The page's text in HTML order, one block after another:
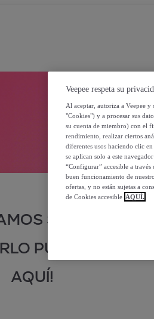
SEGUROS
PUESTO POR
AQUÍ!
Veepee respeta su
Al aceptar, autoriza a Veepee
"Cookies") y a procesar sus
su cuenta de miembro) con el
rendimiento, realizar ciertos
diferentes usos haciendo clic
se aplican solo a este
“Configurar” accesible a través
buen funcionamiento de
ofertas, y no están sujetas a
de Cookies accesible AQUÍ.